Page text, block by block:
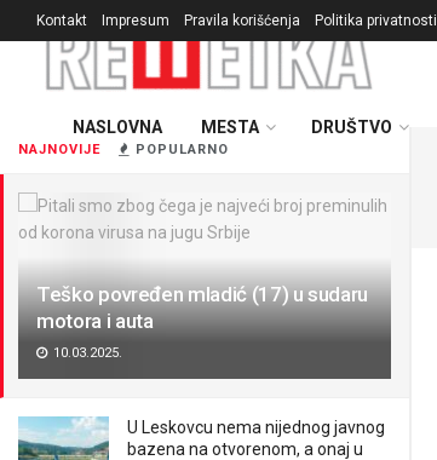
NAJNOVIJE POPULARNO
Teško povređen mladić (17) u sudaru
motora i auta
10.03.2025.
U Leskovcu nema nijednog javnog
bazena na otvorenom, a onaj u
Kontakt Impresum Pravila korišćenja Politika privatnosti
NASLOVNA MESTA DRUŠTVO